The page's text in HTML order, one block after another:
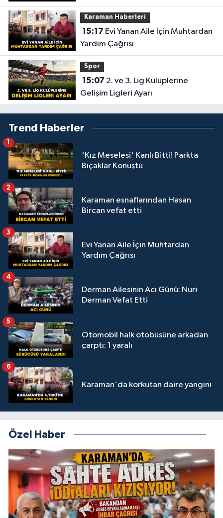
Karaman Haberleri
15:17
Yardım Çağrısı
Spor
15:07
Gelişim Ligleri Ayarı
Trend Haberler
'Kız Meselesi' Kanlı Bitti! Parkta
Bıçaklar Konuştu
1
Karaman esnaflarından Hasan
Bircan vefat etti
2
Evi Yanan Aile İçin Muhtardan
Yardım Çağrısı
3
Derman Ailesinin Acı Günü: Nuri
Derman Vefat Etti
4
Otomobil halk otobüsüne arkadan
çarptı: 1 yaralı
5
Karaman'da korkutan daire yangını
6
Özel Haber